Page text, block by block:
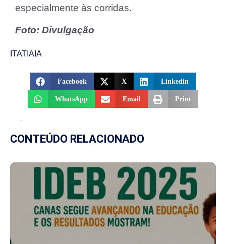
especialmente às corridas.
Foto: Divulgação
ITATIAIA
Facebook X Linkedin
WhatsApp Email Print
CONTEÚDO RELACIONADO